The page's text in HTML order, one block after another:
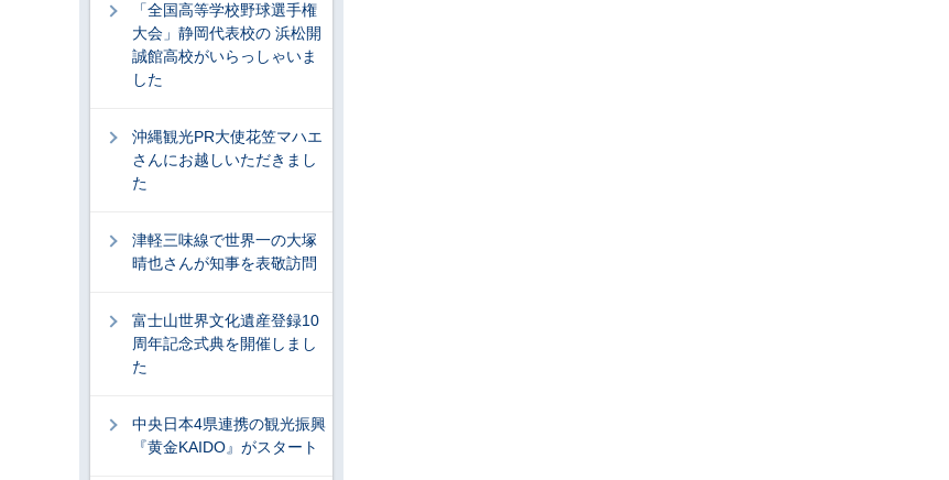
「全国高等学校野球選手権
大会」静岡代表校の 浜松開
誠館高校がいらっしゃいま
した
沖縄観光PR大使花笠マハエ
さんにお越しいただきまし
た
津軽三味線で世界一の大塚
晴也さんが知事を表敬訪問
富士山世界文化遺産登録10
周年記念式典を開催しまし
た
中央日本4県連携の観光振興
『黄金KAIDO』がスタート